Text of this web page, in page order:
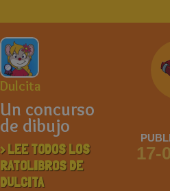
Dulcita
Un concurso
de dibujo
> LEE TODOS LOS
RATOLIBROS DE
DULCITA
17-